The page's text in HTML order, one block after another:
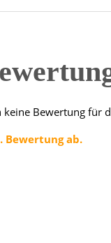
Bewertung für
Bewertung ab.